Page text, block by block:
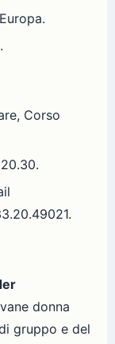
Corso
donna
gruppo e del